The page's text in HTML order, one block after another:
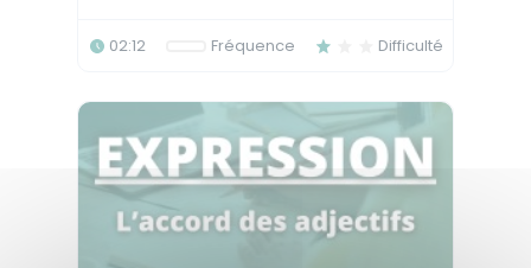
02:12 Fréquence Difficulté